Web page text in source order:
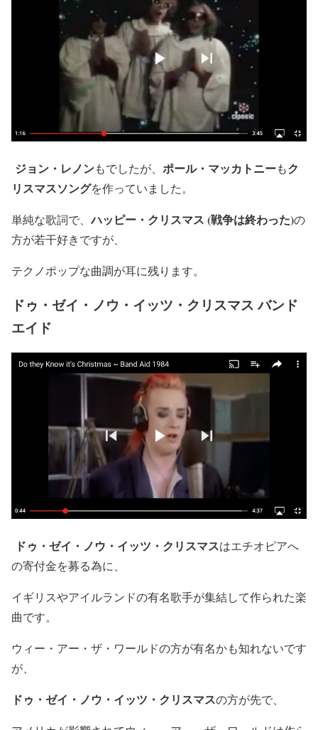
ジョン・レノンもでしたが、 ポール・マッカトニーもク
リスマスソングを作っていました。
単純な歌詞で、ハッピー・クリスマス (戦争は終わった)の
方が若干好きですが、
テクノポップな曲調が耳に残ります。
ドゥ・ゼイ・ノウ・イッツ・クリスマス バンド
エイド
ドゥ・ゼイ・ノウ・イッツ・クリスマスはエチオピアへ
の寄付金を募る為に、
イギリスやアイルランドの有名歌手が集結して作られた楽
曲です。
ウィー・アー・ザ・ワールドの方が有名かも知れないです
が、
ドゥ・ゼイ・ノウ・イッツ・クリスマスの方が先で、